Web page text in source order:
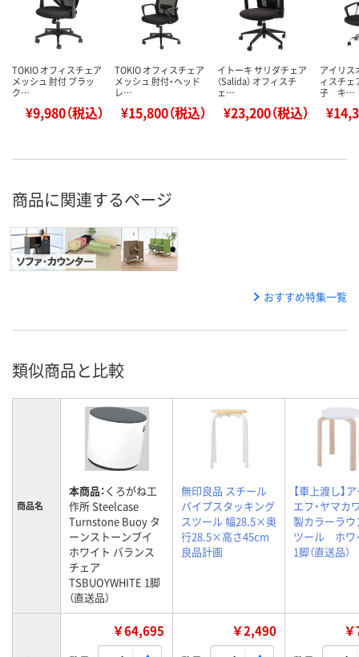
TOKIO オフィスチェア
メッシュ 肘付 ブラッ
ク…
¥9,980（税込）
TOKIO オフィスチェア
メッシュ 肘付・ヘッド
レ…
¥15,800（税込）
イトーキ サリダチェア
（Salida） オフィスチ
ェ…
¥23,200（税込）
アイリス
ィスチェ
子 キ…
商品に関連するページ
おすすめ特集一覧
類似商品と比較
商品名
本商品：くろがね工
作所 Steelcase
Turnstone Buoy タ
ーンストーンブイ
ホワイト バランス
チェア
TSBUOYWHITE 1脚
（直送品）
無印良品 スチール
パイプスタッキング
スツール 幅28.5×奥
行28.5×高さ45cm
良品計画
【車上渡し】
エフ・ヤマ
製カラーラウ
ツール ホ
1脚（直送品）
￥64,695 ￥2,490